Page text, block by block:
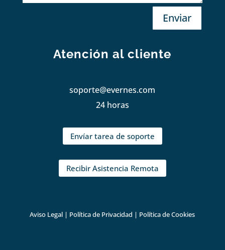
Enviar
Atención al cliente
soporte@evernes.com
24 horas
Envíar tarea de soporte
Recibir Asistencia Remota
Aviso Legal | Política de Privacidad | Política de Cookies